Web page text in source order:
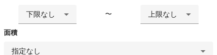
下限なし 〜 上限なし
面積
指定なし